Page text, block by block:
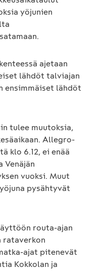
yöjunien
ajetaan
lähdöt talviajan
ensimmäiset lähdöt
tulee muutoksia,
Allegro-
klo 6.12, ei enää
Venäjän
vuoksi. Muut
pysähtyvät
routa-ajan
rataverkon
ajat pitenevät
Kokkolan ja